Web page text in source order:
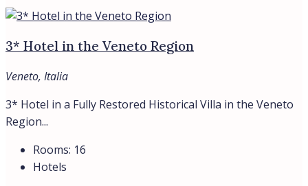
3* Hotel in the Veneto Region
Veneto, Italia
3* Hotel in a Fully Restored Historical Villa in the Veneto
Region...
Rooms: 16
Hotels